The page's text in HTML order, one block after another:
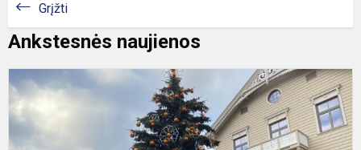
Grįžti
Ankstesnės naujienos